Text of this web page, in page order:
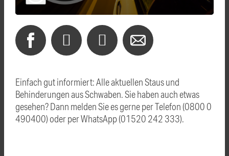
Einfach gut informiert: Alle aktuellen Staus und
Behinderungen aus Schwaben. Sie haben auch etwas
gesehen? Dann melden Sie es gerne per Telefon (0800 0
490400) oder per WhatsApp (01520 242 333).